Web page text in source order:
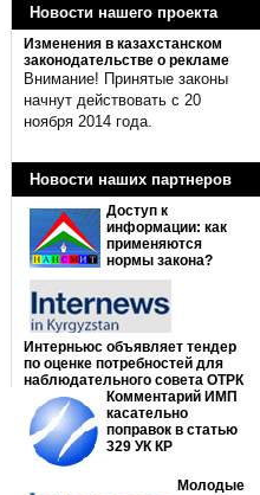
Новости нашего проекта
Изменения в казахстанском
законодательстве о рекламе
Внимание! Принятые законы
начнут действовать с 20
ноября 2014 года.
Новости наших партнеров
Доступ к
информации: как
применяются
нормы закона?
Интерньюс объявляет тендер
по оценке потребностей для
наблюдательного совета ОТРК
Комментарий ИМП
касательно
поправок в статью
329 УК КР
Молодые